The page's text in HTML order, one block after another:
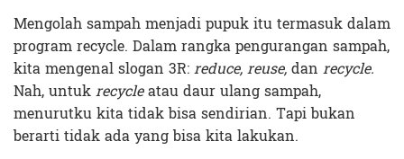
Mengolah sampah menjadi pupuk itu termasuk dalam
program recycle. Dalam rangka pengurangan sampah,
kita mengenal slogan 3R:reduce, reuse,dan recycle.
Nah, untukrecycleatau daur ulang sampah,
menurutku kita tidak bisa sendirian. Tapi bukan
berarti tidak ada yang bisa kita lakukan.